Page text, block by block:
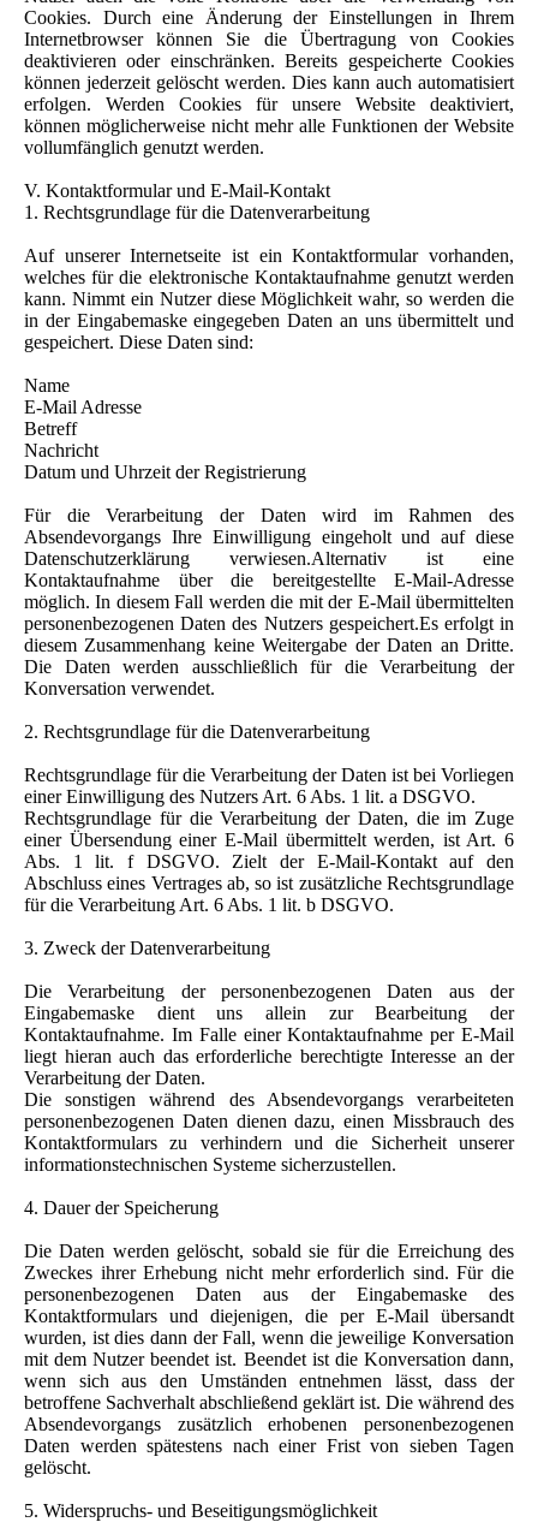
Cookies. Durch eine Änderung der Einstellungen in Ihrem
Internetbrowser können Sie die Übertragung von Cookies
deaktivieren oder einschränken. Bereits gespeicherte Cookies
können jederzeit gelöscht werden. Dies kann auch automatisiert
erfolgen. Werden Cookies für unsere Website deaktiviert,
können möglicherweise nicht mehr alle Funktionen der Website
vollumfänglich genutzt werden.
V. Kontaktformular und E-Mail-Kontakt
1. Rechtsgrundlage für die Datenverarbeitung
Auf unserer Internetseite ist ein Kontaktformular vorhanden,
welches für die elektronische Kontaktaufnahme genutzt werden
kann. Nimmt ein Nutzer diese Möglichkeit wahr, so werden die
in der Eingabemaske eingegeben Daten an uns übermittelt und
gespeichert. Diese Daten sind:
Name
E-Mail Adresse
Betreff
Nachricht
Datum und Uhrzeit der Registrierung
Für die Verarbeitung der Daten wird im Rahmen des
Absendevorgangs Ihre Einwilligung eingeholt und auf diese
Datenschutzerklärung verwiesen.Alternativ ist eine
Kontaktaufnahme über die bereitgestellte E-Mail-Adresse
möglich. In diesem Fall werden die mit der E-Mail übermittelten
personenbezogenen Daten des Nutzers gespeichert.Es erfolgt in
diesem Zusammenhang keine Weitergabe der Daten an Dritte.
Die Daten werden ausschließlich für die Verarbeitung der
Konversation verwendet.
2. Rechtsgrundlage für die Datenverarbeitung
Rechtsgrundlage für die Verarbeitung der Daten ist bei Vorliegen
einer Einwilligung des Nutzers Art. 6 Abs. 1 lit. a DSGVO.
Rechtsgrundlage für die Verarbeitung der Daten, die im Zuge
einer Übersendung einer E-Mail übermittelt werden, ist Art. 6
Abs. 1 lit. f DSGVO. Zielt der E-Mail-Kontakt auf den
Abschluss eines Vertrages ab, so ist zusätzliche Rechtsgrundlage
für die Verarbeitung Art. 6 Abs. 1 lit. b DSGVO.
3. Zweck der Datenverarbeitung
Die Verarbeitung der personenbezogenen Daten aus der
Eingabemaske dient uns allein zur Bearbeitung der
Kontaktaufnahme. Im Falle einer Kontaktaufnahme per E-Mail
liegt hieran auch das erforderliche berechtigte Interesse an der
Verarbeitung der Daten.
Die sonstigen während des Absendevorgangs verarbeiteten
personenbezogenen Daten dienen dazu, einen Missbrauch des
Kontaktformulars zu verhindern und die Sicherheit unserer
informationstechnischen Systeme sicherzustellen.
4. Dauer der Speicherung
Die Daten werden gelöscht, sobald sie für die Erreichung des
Zweckes ihrer Erhebung nicht mehr erforderlich sind. Für die
personenbezogenen Daten aus der Eingabemaske des
Kontaktformulars und diejenigen, die per E-Mail übersandt
wurden, ist dies dann der Fall, wenn die jeweilige Konversation
mit dem Nutzer beendet ist. Beendet ist die Konversation dann,
wenn sich aus den Umständen entnehmen lässt, dass der
betroffene Sachverhalt abschließend geklärt ist. Die während des
Absendevorgangs zusätzlich erhobenen personenbezogenen
Daten werden spätestens nach einer Frist von sieben Tagen
gelöscht.
5. Widerspruchs- und Beseitigungsmöglichkeit